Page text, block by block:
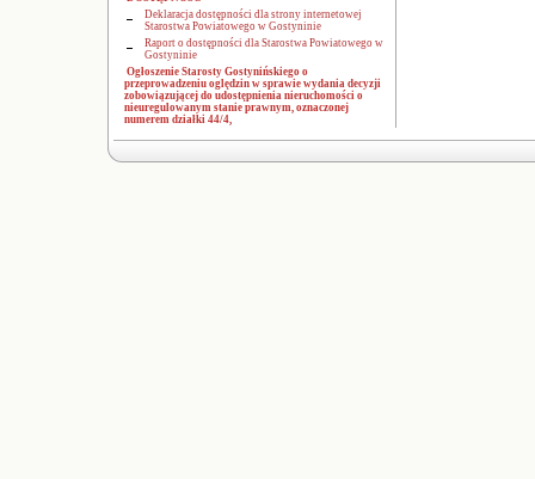
Deklaracja dostępności dla strony internetowej
Starostwa Powiatowego w Gostyninie
Raport o dostępności dla Starostwa Powiatowego w
Gostyninie
Ogłoszenie Starosty Gostynińskiego o
przeprowadzeniu oględzin w sprawie wydania decyzji
zobowiązującej do udostępnienia nieruchomości o
nieuregulowanym stanie prawnym, oznaczonej
numerem działki 44/4,